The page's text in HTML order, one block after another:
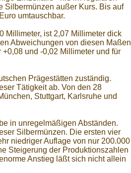
Silbermünzen außer Kurs. Bis auf
umtauschbar.
Millimeter, ist 2,07 Millimeter dick
Abweichungen von diesen Maßen
und -0,02 Millimeter und für
Prägestätten zuständig.
Tätigkeit ab. Von den 28
Stuttgart, Karlsruhe und
in unregelmäßigen Abständen.
Silbermünzen. Die ersten vier
niedriger Auflage von nur 200.000
Steigerung der Produktionszahlen
Anstieg läßt sich nicht allein